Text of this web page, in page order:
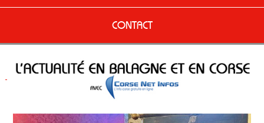
CONTACT